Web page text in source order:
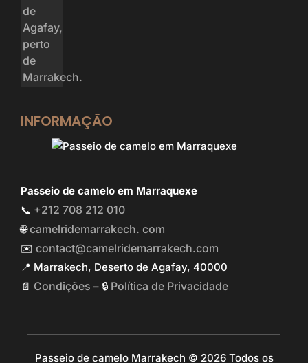
INFORMAÇÃO
Passeio de camelo em Marraquexe
📞 +212 708 212 010
🌐camelridemarrakech. com
✉️ contact@camelridemarrakech.com
📍 Marrakech, Deserto de Agafay, 40000
📄 Condições – 🔒 Política de Privacidade
Passeio de camelo Marrakech © 2026 Todos os